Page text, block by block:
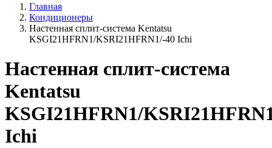
Главная
Кондиционеры
Настенная сплит-система Kentatsu
KSGI21HFRN1/KSRI21HFRN1/-40 Ichi
Настенная сплит-система
Kentatsu
KSGI21HFRN1/
Ichi